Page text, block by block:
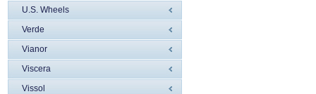
U.S. Wheels
Verde
Vianor
Viscera
Vissol